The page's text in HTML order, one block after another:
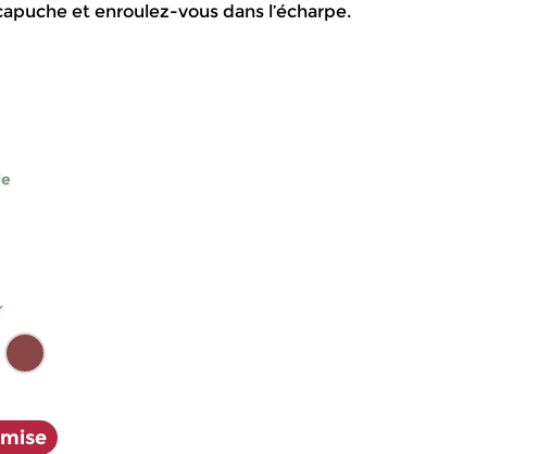
et enroulez-vous dans l’écharpe.